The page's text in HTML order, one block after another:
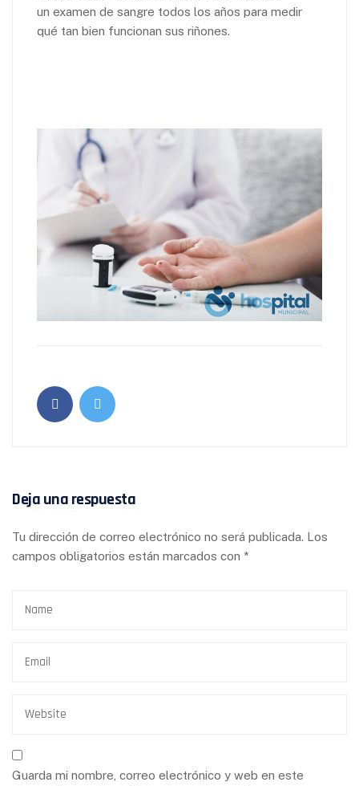
un examen de sangre todos los años para medir
qué tan bien funcionan sus riñones.
Deja una respuesta
Tu dirección de correo electrónico no será publicada. Los
campos obligatorios están marcados con *
Guarda mi nombre, correo electrónico y web en este